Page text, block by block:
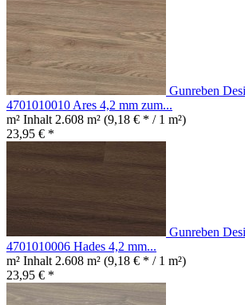
Gunreben
4701010010 Ares 4,2 mm zum...
m² Inhalt 2.608 m² (9,18 € * / 1 m²)
23,95 € *
Gunreben
4701010006 Hades 4,2 mm...
m² Inhalt 2.608 m² (9,18 € * / 1 m²)
23,95 € *